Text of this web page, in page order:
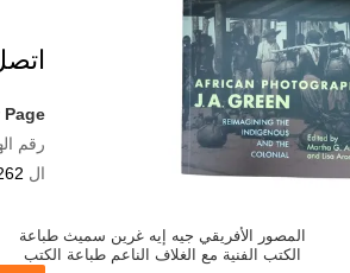
Page
رقم
ال WhatsApp :
المصور الأفريقي جيه إيه غرين سميث طباعة
الكتب الفنية مع الغلاف الناعم طباعة الكتب